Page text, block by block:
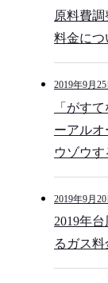
原料費
料金につ
2019年9月25
「がす
ーアル
ウゾウす
2019年9月20
2019年
るガス